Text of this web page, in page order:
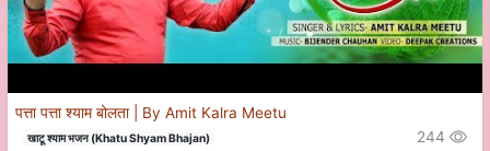
पत्ता पत्ता श्याम बोलता | By Amit Kalra Meetu
खाटू श्याम भजन (Khatu Shyam Bhajan) 244